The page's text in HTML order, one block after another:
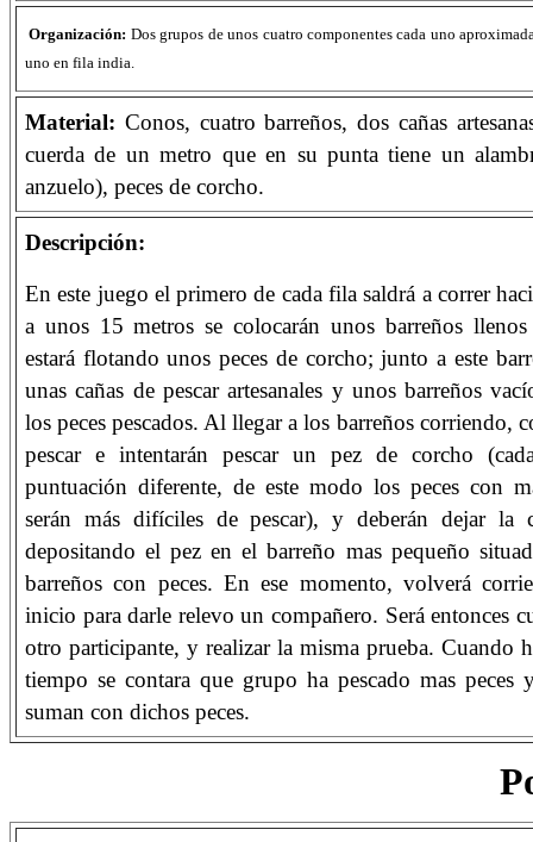
Organización: Dos grupos de unos cuatro componentes cada uno
uno en fila india.
Material: Conos, cuatro barreños, dos cañas
cuerda de un metro que en su punta tiene un
anzuelo), peces de corcho.
Descripción:
En este juego el primero de cada fila saldrá a correr
a unos 15 metros se colocarán unos barreños
estará flotando unos peces de corcho; junto a este
unas cañas de pescar artesanales y unos barreños
los peces pescados. Al llegar a los barreños corriendo,
pescar e intentarán pescar un pez de corcho
puntuación diferente, de este modo los peces con
serán más difíciles de pescar), y deberán dejar la
depositando el pez en el barreño mas pequeño
barreños con peces. En ese momento, volverá
inicio para darle relevo un compañero. Será entonces
otro participante, y realizar la misma prueba. Cuando
tiempo se contara que grupo ha pescado mas peces
suman con dichos peces.